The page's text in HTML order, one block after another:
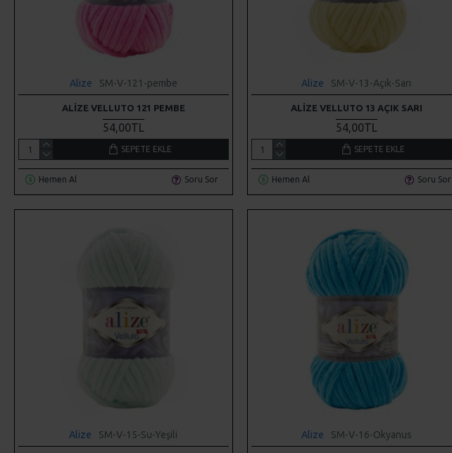
Alize SM-V-121-pembe
ALIZE VELLUTO 121 PEMBE
54,00TL
SEPETE EKLE
Hemen Al Soru Sor
Alize SM-V-13-Açık-Sarı
ALIZE VELLUTO 13 AÇIK SARI
54,00TL
SEPETE EKLE
Hemen Al Soru Sor
Alize SM-V-15-Su-Yeşili Alize SM-V-16-Okyanus